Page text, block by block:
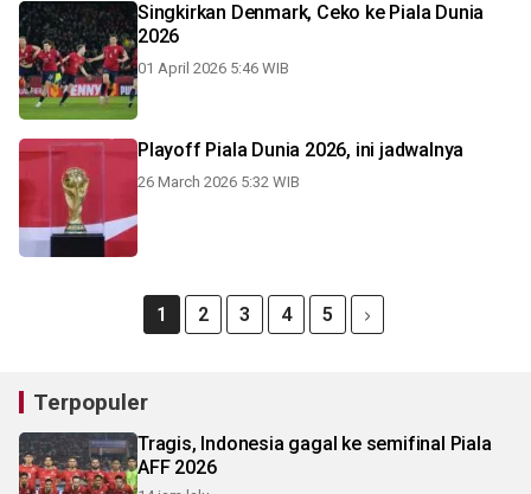
Singkirkan Denmark, Ceko ke Piala Dunia
2026
01 April 2026 5:46 WIB
Playoff Piala Dunia 2026, ini jadwalnya
26 March 2026 5:32 WIB
1 2 3 4 5
Terpopuler
Tragis, Indonesia gagal ke semifinal Piala
AFF 2026